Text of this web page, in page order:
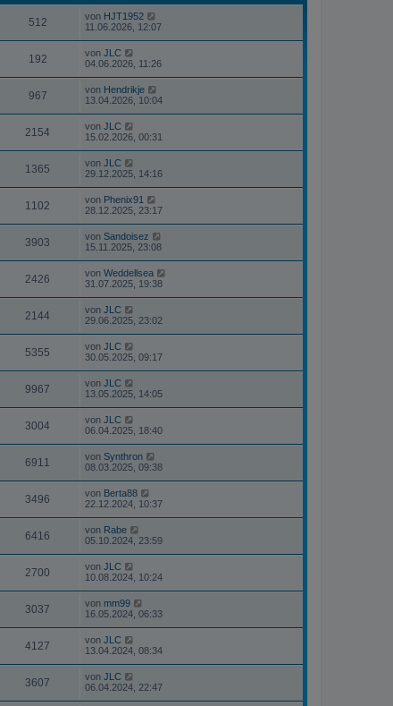
512 von HJT1952
11.06.2026, 12:07
192 von JLC
04.06.2026, 11:26
967 von Hendrikje
13.04.2026, 10:04
2154 von JLC
15.02.2026, 00:31
1365 von JLC
29.12.2025, 14:16
1102 von Phenix91
28.12.2025, 23:17
3903 von Sandoisez
15.11.2025, 23:08
2426 von Weddellsea
31.07.2025, 19:38
2144 von JLC
29.06.2025, 23:02
5355 von JLC
30.05.2025, 09:17
9967 von JLC
13.05.2025, 14:05
3004 von JLC
06.04.2025, 18:40
6911 von Synthron
08.03.2025, 09:38
3496 von Berta88
22.12.2024, 10:37
6416 von Rabe
05.10.2024, 23:59
2700 von JLC
10.08.2024, 10:24
3037 von mm99
16.05.2024, 06:33
4127 von JLC
13.04.2024, 08:34
3607 von JLC
06.04.2024, 22:47